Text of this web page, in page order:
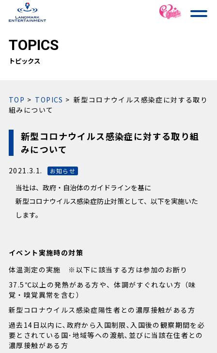
TOPICS
トピックス
TOP TOPICS
新型コロナウイルス感染症に対する取り
組みについて
新型コロナウイルス感染症に対する取り組
みについて
2021.3.1. お知らせ
当社は、政府・自治体のガイドラインを基に
新型コロナウイルス感染症防止対策として、以下を実施いた
します。
イベント実施時の対策
体温測定の実施 ※以下に該当する方は参加のお断り
37.5℃以上の発熱がある方や、体調がすぐれない方（味
覚・嗅覚異常を含む）
新型コロナウイルス感染症陽性者との濃厚接触がある方
過去14日以内に､政府から入国制限､入国後の観察期間を必
要とされている国･地域等への渡航､並びに当該在住者との
濃厚接触がある方